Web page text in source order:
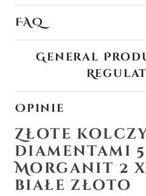
FAQ
General
Opinie
Złote
diamentami
Morganit 2
białe złoto